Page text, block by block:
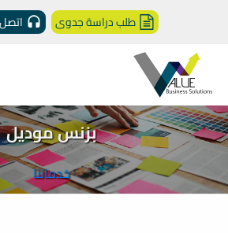
طلب دراسة جدوى
بزنس موديل
خدماتنا